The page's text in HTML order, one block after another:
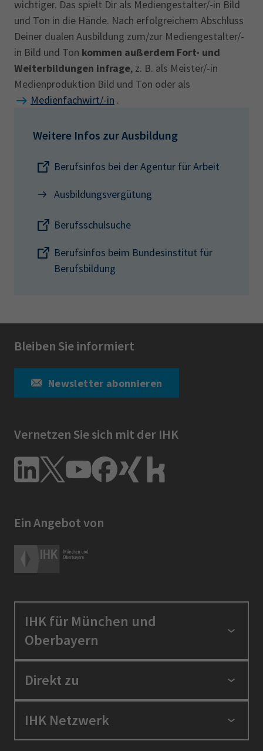
wichtiger. Das spielt Dir als Mediengestalter/-in Bild
und Ton in die Hände. Nach erfolgreichem Abschluss
Deiner dualen Ausbildung zum/zur Mediengestalter/-
in Bild und Ton kommen außerdem Fort- und
Weiterbildungen infrage, z. B. als Meister/-in
Medienproduktion Bild und Ton oder als
Medienfachwirt/-in .
Weitere Infos zur Ausbildung
Berufsinfos bei der Agentur für Arbeit
Ausbildungsvergütung
Berufsschulsuche
Berufsinfos beim Bundesinstitut für
Berufsbildung
Bleiben Sie informiert
Newsletter abonnieren
Vernetzen Sie sich mit der IHK
Ein Angebot von
IHK für München und
Oberbayern
Standortpolitik
Berufszugang
Direkt zu
Positionen
IHK Netzwerk